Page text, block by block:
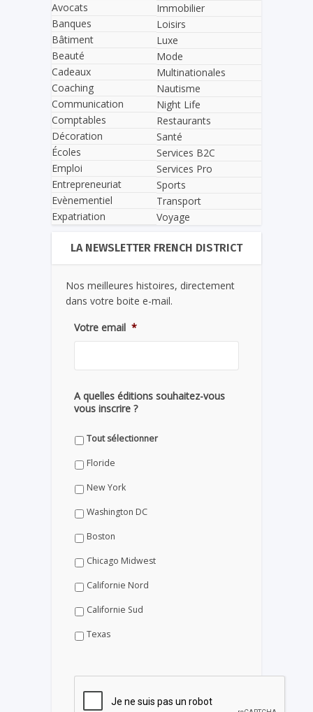
Avocats
Banques
Bâtiment
Beauté
Cadeaux
Coaching
Communication
Comptables
Décoration
Écoles
Emploi
Entrepreneuriat
Evènementiel
Expatriation
Immobilier
Loisirs
Luxe
Mode
Multinationales
Nautisme
Night Life
Restaurants
Santé
Services B2C
Services Pro
Sports
Transport
Voyage
LA NEWSLETTER FRENCH DISTRICT
Nos meilleures histoires, directement
dans votre boite e-mail.
Votre email *
A quelles éditions souhaitez-vous
vous inscrire ?
Tout sélectionner
Floride
New York
Washington DC
Boston
Chicago Midwest
Californie Nord
Californie Sud
Texas